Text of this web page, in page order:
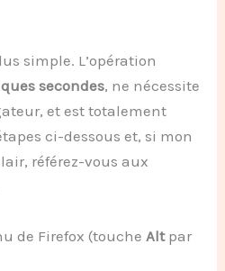
simple. L’opération
secondes, ne nécessite
et est totalement
ci-dessous et, si mon
référez-vous aux
de Firefox (touche Altpar